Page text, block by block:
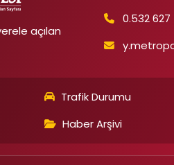
açılan
0.532
Trafik Durumu
Haber Arşivi